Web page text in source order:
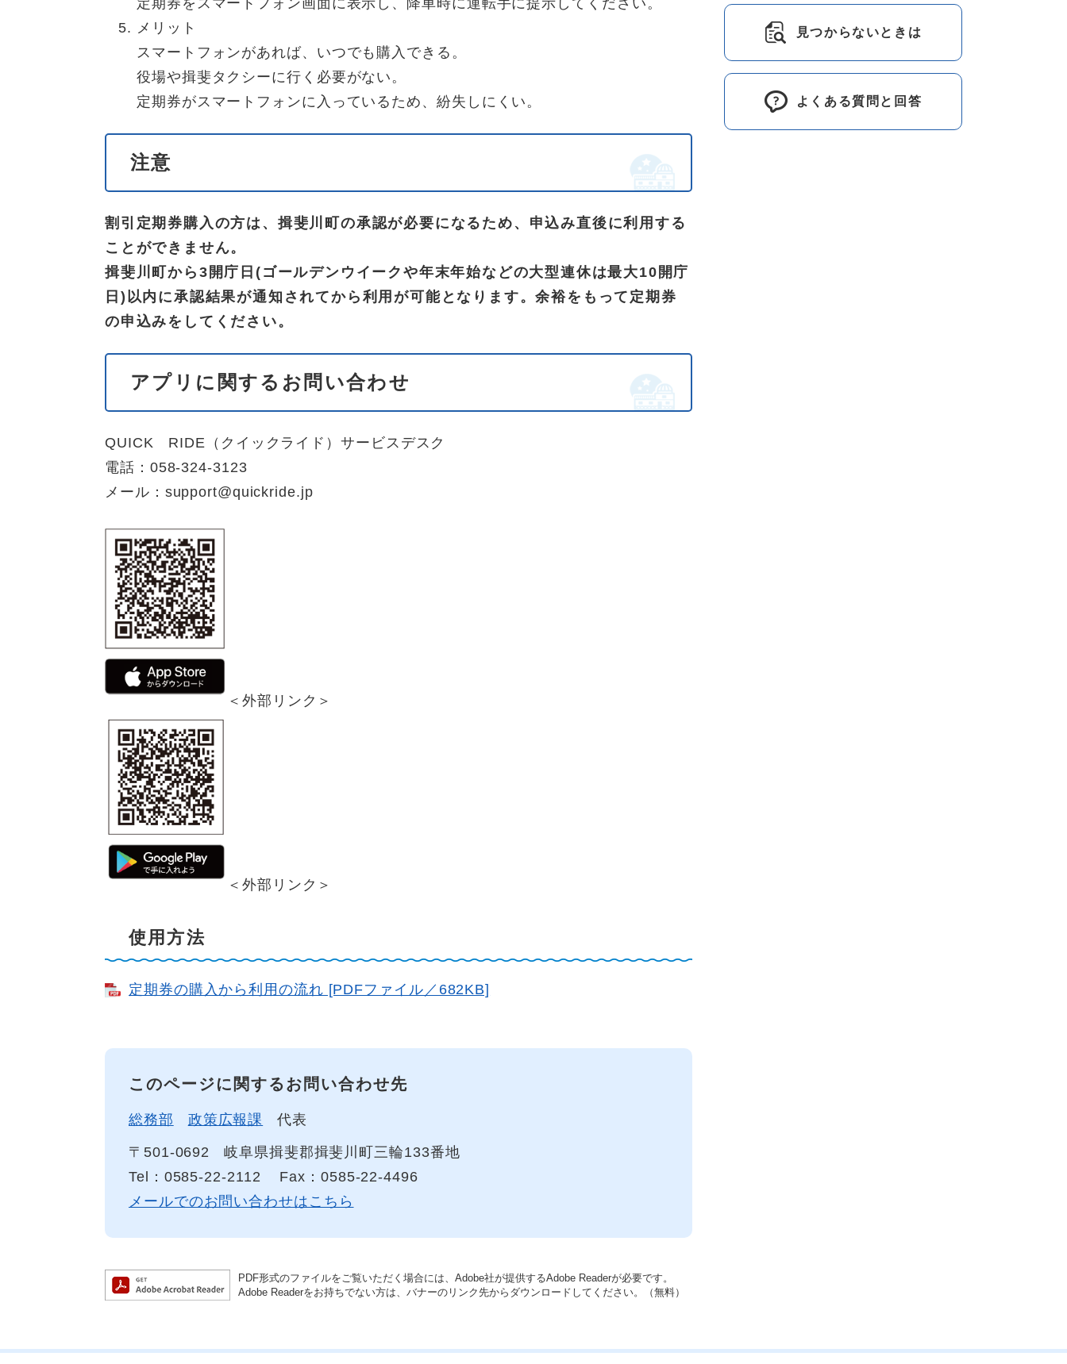
定期券をスマートフォン画面に表示し、降車時に運転手に提示してください。
メリット
スマートフォンがあれば、いつでも購入できる。
役場や揖斐タクシーに行く必要がない。
定期券がスマートフォンに入っているため、紛失しにくい。
注意
割引定期券購入の方は、揖斐川町の承認が必要になるため、申込み直後に利用する
ことができません。
揖斐川町から3開庁日(ゴールデンウイークや年末年始などの大型連休は最大10開庁
日)以内に承認結果が通知されてから利用が可能となります。余裕をもって定期券
の申込みをしてください。
アプリに関するお問い合わせ
QUICK RIDE（クイックライド）サービスデスク
電話：058-324-3123
メール：support@quickride.jp
＜外部リンク＞
＜外部リンク＞
使用方法
定期券の購入から利用の流れ [PDFファイル／682KB]
このページに関するお問い合わせ先
総務部 政策広報課 代表
〒501-0692
岐阜県揖斐郡揖斐川町三輪133番地
Tel：0585-22-2112
Fax：0585-22-4496
メールでのお問い合わせはこちら
PDF形式のファイルをご覧いただく場合には、Adobe社が提供するAdobe Readerが必要です。
Adobe Readerをお持ちでない方は、バナーのリンク先からダウンロードしてください。（無料）
見つからないときは
よくある質問と回答